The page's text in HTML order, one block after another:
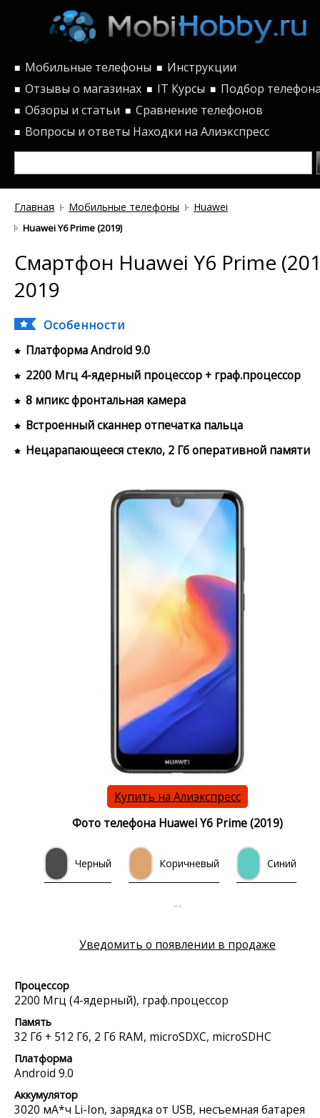
■ Мобильные телефоны ■ Инструкции
■ Отзывы о магазинах ■ IT Курсы ■ Подбор
■ Обзоры и статьи ■ Сравнение телефонов
■ Вопросы и ответы Находки на Алиэкспресс
Главная Мобильные телефоны Huawei
Huawei Y6 Prime (2019)
Смартфон Huawei Y6 Prime
2019
Особенности
Платформа Android 9.0
2200 Мгц 4-ядерный процессор + граф.процессор
8 мпикс фронтальная камера
Встроенный сканнер отпечатка пальца
Нецарапающееся стекло, 2 Гб оперативной памяти
Купить на Алиэкспресс
Фото телефона Huawei Y6 Prime (2019)
Черный Коричневый Синий
--
Уведомить о появлении в продаже
Процессор
2200 Мгц (4-ядерный), граф.процессор
Память
32 Гб + 512 Гб, 2 Гб RAM, microSDXC, microSDHC
Платформа
Android 9.0
Аккумулятор
3020 мА*ч Li-Ion, зарядка от USB, несъемная батарея